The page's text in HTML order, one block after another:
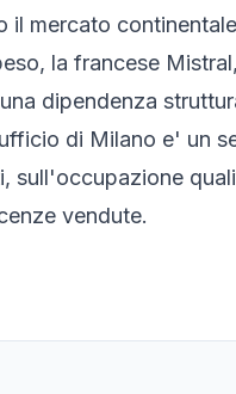
il mercato
la francese
dipendenza
di Milano e' un
sull'occupazione
vendute.